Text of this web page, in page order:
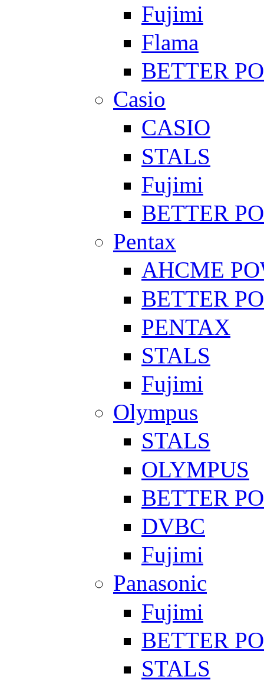
Fujimi
Flama
BETTER
Casio
CASIO
STALS
Fujimi
BETTER
Pentax
AHCME
BETTER
PENTAX
STALS
Fujimi
Olympus
STALS
OLYMPUS
BETTER
DVBC
Fujimi
Panasonic
Fujimi
BETTER
STALS